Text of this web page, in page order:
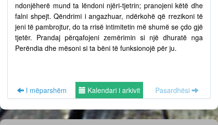
ndonjëherë mund ta lëndoni njëri-tjetrin; pranojeni këtë dhe
falni shpejt. Qëndrimi i angazhuar, ndërkohë që rrezikoni të
jeni të pambrojtur, do ta rrisë intimitetin më shumë se çdo gjë
tjetër. Prandaj përqafojeni zemërimin si një dhuratë nga
Perëndia dhe mësoni si ta bëni të funksionojë për ju.
I mëparshëm Kalendari i arkivit Pasardhësi